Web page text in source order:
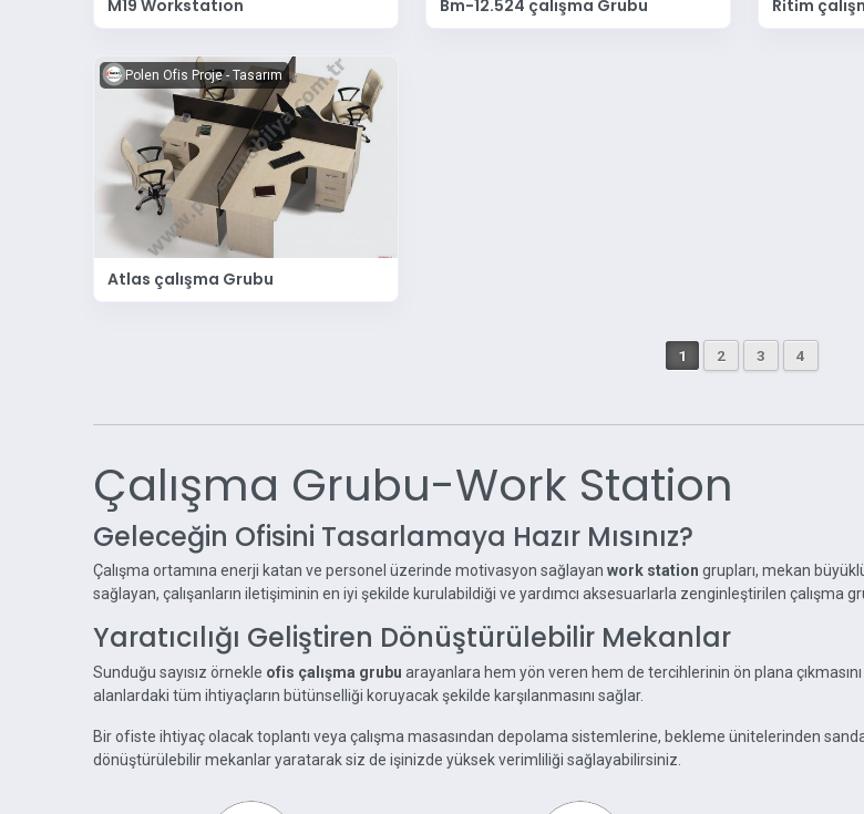
M19 Workstation Bm-12.524 çalişma Grubu Ri̇ti̇m
Polen Ofis Proje - Tasarım
Atlas çalışma Grubu
1 2 3 4
Çalışma Grubu-Work Station
Geleceğin Ofisini Tasarlamaya Hazır Mısınız?
Çalışma ortamına enerji katan ve personel üzerinde motivasyon sağlayan work station grupları, mekan
sağlayan, çalışanların iletişiminin en iyi şekilde kurulabildiği ve yardımcı aksesuarlarla zenginleştirilen çalışma
Yaratıcılığı Geliştiren Dönüştürülebilir Mekanlar
Sunduğu sayısız örnekle ofis çalışma grubu arayanlara hem yön veren hem de tercihlerinin ön plana
alanlardaki tüm ihtiyaçların bütünselliği koruyacak şekilde karşılanmasını sağlar.
Bir ofiste ihtiyaç olacak toplantı veya çalışma masasından depolama sistemlerine, bekleme ünitelerinden
dönüştürülebilir mekanlar yaratarak siz de işinizde yüksek verimliliği sağlayabilirsiniz.